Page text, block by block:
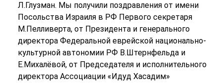
Л.Глузман. Мы получили поздравления от имени
Посольства Израиля в РФ Первого секретаря
М.Пелливерта, от Президента и генерального
директора Федеральной еврейской национально-
культурной автономии РФ В.Штернфельда и
Е.Михалёвой, от Председателя и исполнительного
директора Ассоциации «Идуд Хасадим»